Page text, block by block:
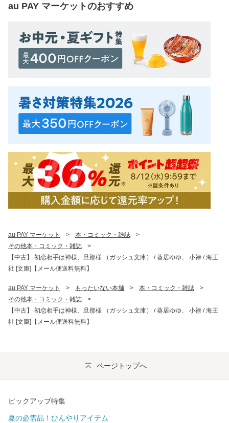
au PAY マーケットのおすすめ
au PAY マーケット > 本・コミック・雑誌
>
その他本・コミック・雑誌
>
【中古】 初恋相手は神様、旦那様 （ガッシュ文庫） / 葵居ゆゆ、 小禄 / 海王
社 [文庫]【メール便送料無料】
au PAY マーケット > もったいない本舗 > 本・コミック・雑誌
>
その他本・コミック・雑誌
>
【中古】 初恋相手は神様、旦那様 （ガッシュ文庫） / 葵居ゆゆ、 小禄 / 海王
社 [文庫]【メール便送料無料】
ページトップへ
ピックアップ特集
夏の必需品！ひんやりアイテム